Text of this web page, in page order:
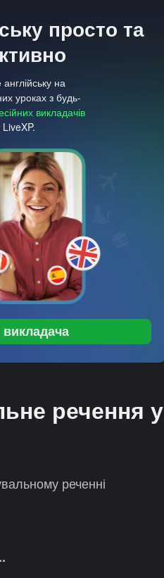
просто та
на
уроках з будь-
викладачів
речення у
реченні